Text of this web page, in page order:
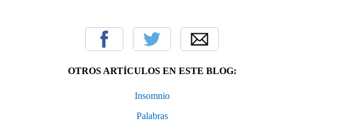
OTROS ARTÍCULOS EN ESTE BLOG:
Insomnio
Palabras